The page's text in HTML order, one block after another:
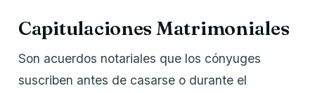
Capitulaciones Matrimoniales
Son acuerdos notariales que los cónyuges
suscriben antes de casarse o durante el